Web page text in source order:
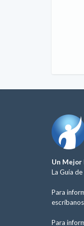
Un Mejor
La Guía
Para
Para